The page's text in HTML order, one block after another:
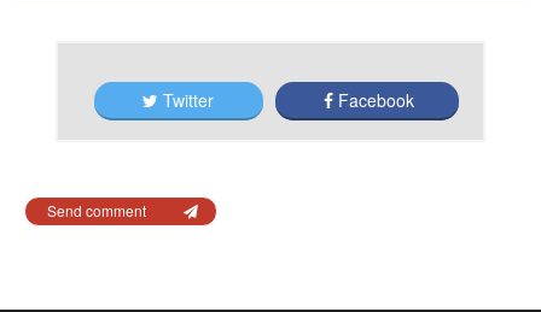
Twitter Facebook
Send comment